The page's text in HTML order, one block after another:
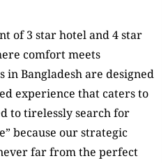
of 3 star hotel and 4 star
comfort meets
Bangladesh are designed
experience that caters to
to tirelessly search for
because our strategic
far from the perfect